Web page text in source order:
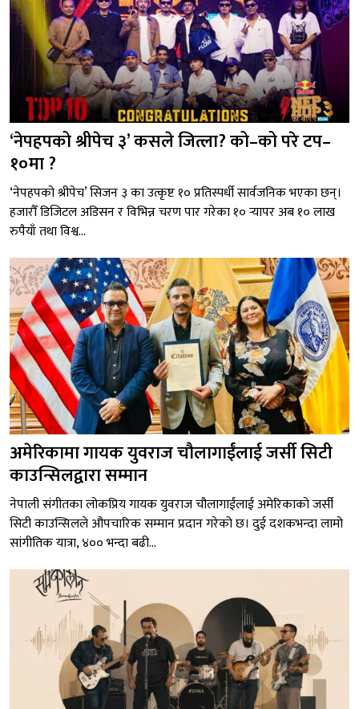
‘नेपहपको श्रीपेच ३’ कसले जित्ला? को–को परे टप–
१०मा ?
‘नेपहपको श्रीपेच’ सिजन ३ का उत्कृष्ट १० प्रतिस्पर्धी सार्वजनिक भएका छन्।
हजारौँ डिजिटल अडिसन र विभिन्न चरण पार गरेका १० र्‍यापर अब १० लाख
रुपैयाँ तथा विश्व...
अमेरिकामा गायक युवराज चौलागाईंलाई जर्सी सिटी
काउन्सिलद्वारा सम्मान
नेपाली संगीतका लोकप्रिय गायक युवराज चौलागाईंलाई अमेरिकाको जर्सी
सिटी काउन्सिलले औपचारिक सम्मान प्रदान गरेको छ। दुई दशकभन्दा लामो
सांगीतिक यात्रा, ४०० भन्दा बढी...